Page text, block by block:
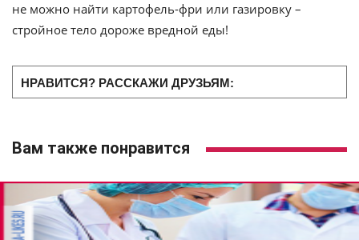
не можно найти картофель-фри или газировку –
стройное тело дороже вредной еды!
НРАВИТСЯ? РАССКАЖИ ДРУЗЬЯМ:
Вам также понравится